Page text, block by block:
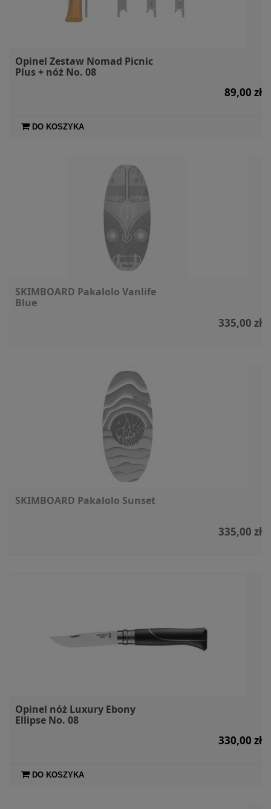
Opinel Zestaw Nomad Picnic
Plus + nóż No. 08
89,00 zł
DO KOSZYKA
SKIMBOARD Pakalolo Vanlife
Blue
335,00 zł
SKIMBOARD Pakalolo Sunset
335,00 zł
Opinel nóż Luxury Ebony
Ellipse No. 08
330,00 zł
DO KOSZYKA